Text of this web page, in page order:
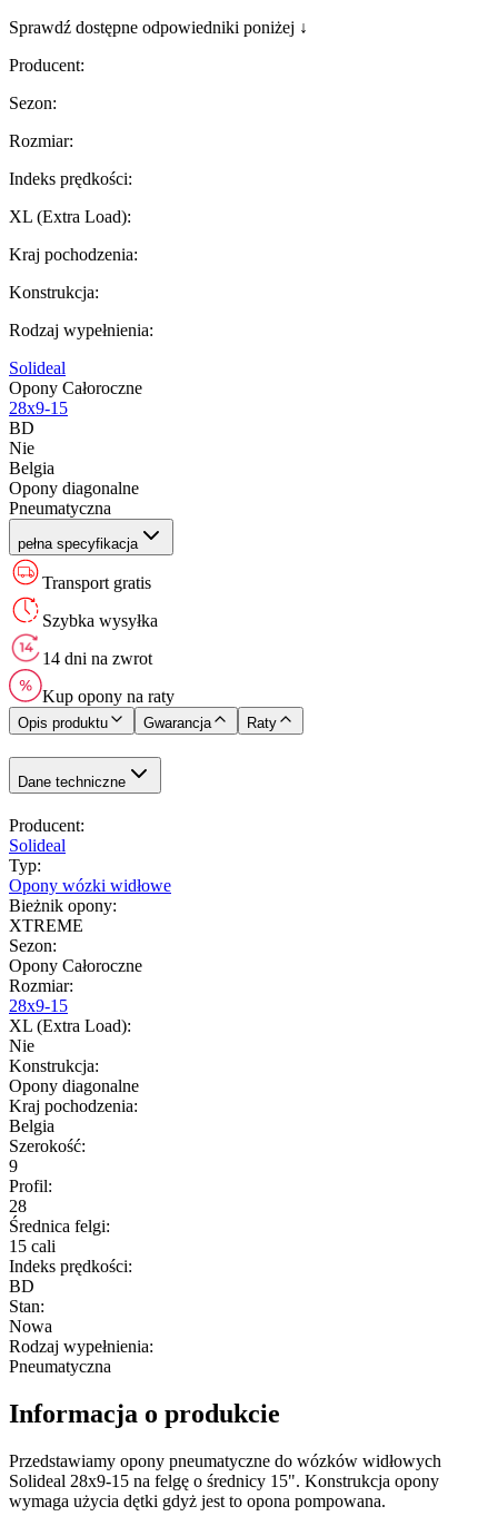
Sprawdź dostępne odpowiedniki poniżej ↓
Producent:
Sezon:
Rozmiar:
Indeks prędkości:
XL (Extra Load):
Kraj pochodzenia:
Konstrukcja:
Rodzaj wypełnienia:
Solideal
Opony Całoroczne
28x9-15
BD
Nie
Belgia
Opony diagonalne
Pneumatyczna
pełna specyfikacja
Transport gratis
Szybka wysyłka
14 dni na zwrot
Kup opony na raty
Opis produktu Gwarancja Raty
Dane techniczne
Producent:
Solideal
Typ:
Opony wózki widłowe
Bieżnik opony:
XTREME
Sezon:
Opony Całoroczne
Rozmiar:
28x9-15
XL (Extra Load):
Nie
Konstrukcja:
Opony diagonalne
Kraj pochodzenia:
Belgia
Szerokość:
9
Profil:
28
Średnica felgi:
15 cali
Indeks prędkości:
BD
Stan:
Nowa
Rodzaj wypełnienia:
Pneumatyczna
Informacja o produkcie
Przedstawiamy opony pneumatyczne do wózków widłowych
Solideal 28x9-15 na felgę o średnicy 15". Konstrukcja opony
wymaga użycia dętki gdyż jest to opona pompowana.